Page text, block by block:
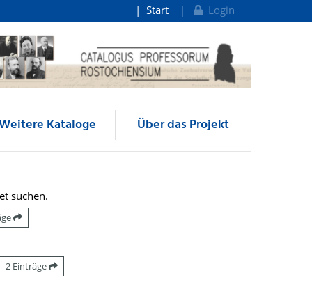
Start Login
Kataloge Über das Projekt
suchen.
2 Einträge